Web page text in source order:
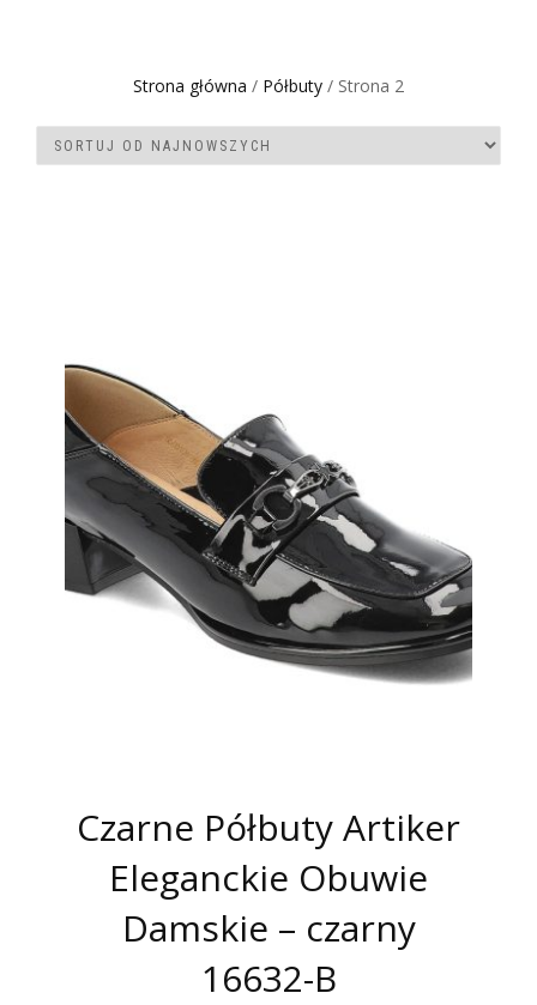
Strona główna / Półbuty / Strona 2
Czarne Półbuty Artiker
Eleganckie Obuwie
Damskie – czarny
16632-B